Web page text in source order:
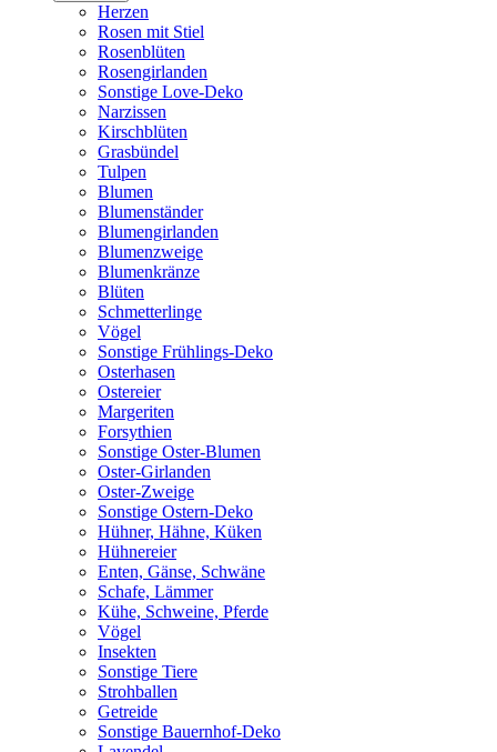
Herzen
Rosen mit Stiel
Rosenblüten
Rosengirlanden
Sonstige Love-Deko
Narzissen
Kirschblüten
Grasbündel
Tulpen
Blumen
Blumenständer
Blumengirlanden
Blumenzweige
Blumenkränze
Blüten
Schmetterlinge
Vögel
Sonstige Frühlings-Deko
Osterhasen
Ostereier
Margeriten
Forsythien
Sonstige Oster-Blumen
Oster-Girlanden
Oster-Zweige
Sonstige Ostern-Deko
Hühner, Hähne, Küken
Hühnereier
Enten, Gänse, Schwäne
Schafe, Lämmer
Kühe, Schweine, Pferde
Vögel
Insekten
Sonstige Tiere
Strohballen
Getreide
Sonstige Bauernhof-Deko